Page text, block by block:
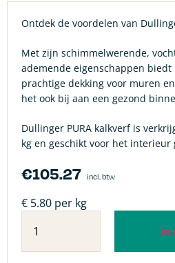
Ontdek de voordelen van
Met zijn schimmelwerende,
ademende eigenschappen biedt
prachtige dekking voor muren
het ook bij aan een gezond
Dullinger PURA kalkverf is
kg en geschikt voor het interieur
€105.27 incl. btw
€ 5.80 per kg
In